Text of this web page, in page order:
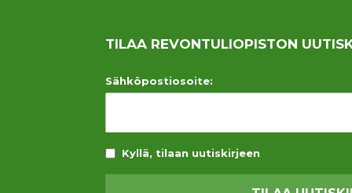
TILAA REVONTULIOPISTON
Sähköpostiosoite:
Kyllä, tilaan uutiskirjeen